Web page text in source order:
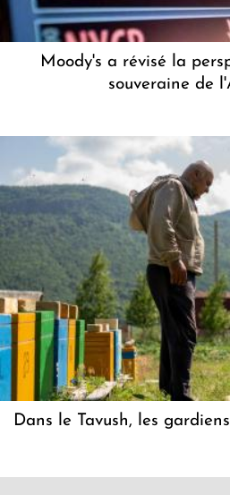
Moody's a révisé la
souveraine de
Dans le Tavush, les